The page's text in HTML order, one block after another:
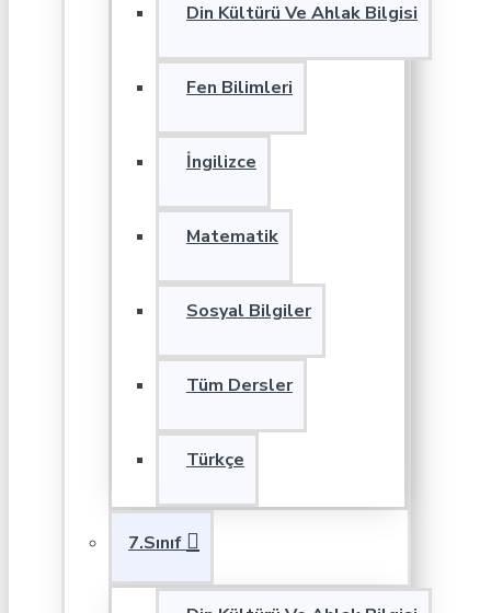
Din Kültürü Ve Ahlak Bilgisi
Fen Bilimleri
İngilizce
Matematik
Sosyal Bilgiler
Tüm Dersler
Türkçe
7.Sınıf